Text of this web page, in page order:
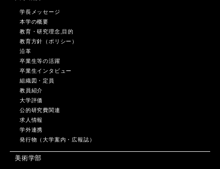
学長メッセージ
本学の概要
教育・研究理念,目的
教育方針（ポリシー）
沿革
卒業生等の活躍
卒業生インタビュー
組織図・定員
教員紹介
大学評価
公的研究費関連
求人情報
学外連携
発行物（大学案内・広報誌）
美術学部